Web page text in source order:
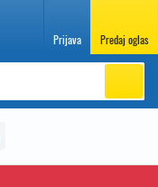
Prijava Predaj oglas